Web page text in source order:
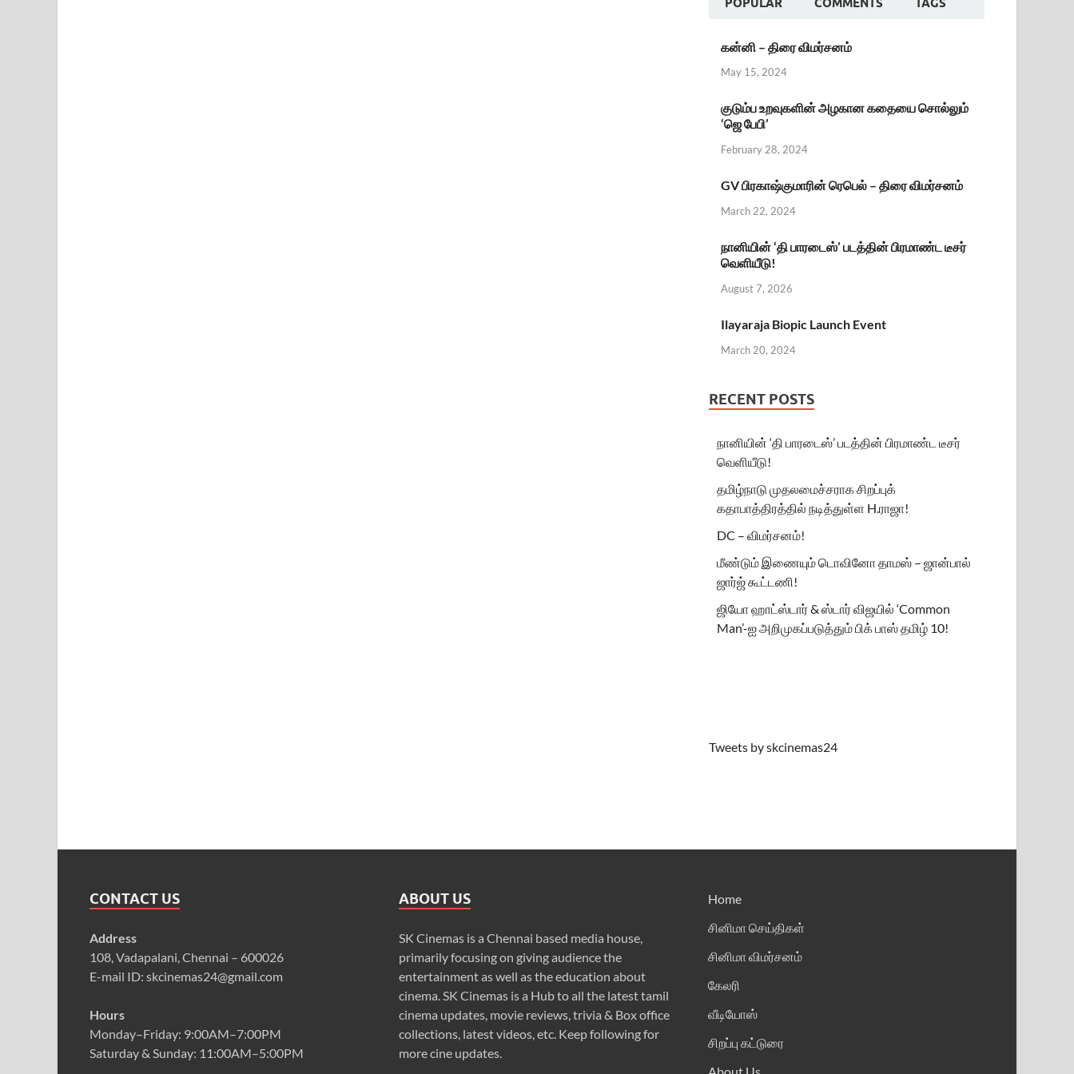
POPULAR COMMENTS TAGS
கன்னி – திரை விமர்சனம்
May 15, 2024
குடும்ப உறவுகளின் அழகான கதையை சொல்லும்
‘ஜெ பேபி’
February 28, 2024
GV பிரகாஷ்குமாரின் ரெபெல் – திரை விமர்சனம்
March 22, 2024
நானியின் ‘தி பாரடைஸ்’ படத்தின் பிரமாண்ட டீசர்
வெளியீடு!
August 7, 2026
Ilayaraja Biopic Launch Event
March 20, 2024
RECENT POSTS
நானியின் ‘தி பாரடைஸ்’ படத்தின் பிரமாண்ட டீசர்
வெளியீடு!
தமிழ்நாடு முதலமைச்சராக சிறப்புக்
கதாபாத்திரத்தில் நடித்துள்ள H.ராஜா!
DC – விமர்சனம்!
மீண்டும் இணையும் டொவினோ தாமஸ் – ஜான்பால்
ஜார்ஜ் கூட்டணி!
ஜியோ ஹாட்ஸ்டார் & ஸ்டார் விஜயில் ‘Common
Man’-ஐ அறிமுகப்படுத்தும் பிக் பாஸ் தமிழ் 10!
Tweets by skcinemas24
CONTACT US
Address
108, Vadapalani, Chennai – 600026
E-mail ID: skcinemas24@gmail.com
Hours
Monday–Friday: 9:00AM–7:00PM
Saturday & Sunday: 11:00AM–5:00PM
ABOUT US
SK Cinemas is a Chennai based media house,
primarily focusing on giving audience the
entertainment as well as the education about
cinema. SK Cinemas is a Hub to all the latest tamil
cinema updates, movie reviews, trivia & Box office
collections, latest videos, etc. Keep following for
more cine updates.
Home
சினிமா செய்திகள்
சினிமா விமர்சனம்
கேலரி
வீடியோஸ்
சிறப்பு கட்டுரை
About Us